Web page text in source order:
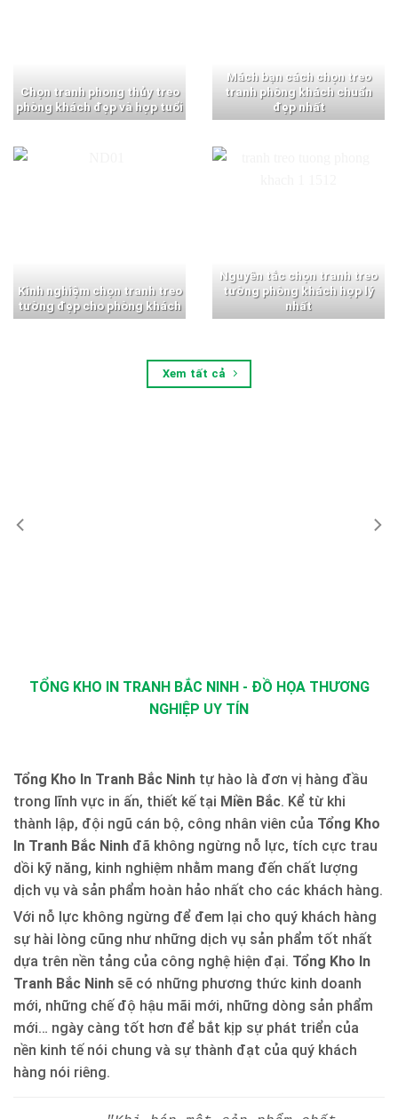
Chọn tranh phong thủy treo
phòng khách đẹp và hợp tuổi
Mách bạn cách chọn treo
tranh phòng khách chuẩn
đẹp nhất
Kinh nghiệm chọn tranh treo
tường đẹp cho phòng khách
Nguyên tắc chọn tranh treo
tường phòng khách hợp lý
nhất
Xem tất cả
TỔNG KHO IN TRANH BẮC NINH - ĐỒ HỌA THƯƠNG
NGHIỆP UY TÍN
Tổng Kho In Tranh Bắc Ninh tự hào là đơn vị hàng đầu
trong lĩnh vực in ấn, thiết kế tại Miền Bắc. Kể từ khi
thành lập, đội ngũ cán bộ, công nhân viên của Tổng Kho
In Tranh Bắc Ninh đã không ngừng nỗ lực, tích cực trau
dồi kỹ năng, kinh nghiệm nhằm mang đến chất lượng
dịch vụ và sản phẩm hoàn hảo nhất cho các khách hàng.
Với nỗ lực không ngừng để đem lại cho quý khách hàng
sự hài lòng cũng như những dịch vụ sản phẩm tốt nhất
dựa trên nền tảng của công nghệ hiện đại. Tổng Kho In
Tranh Bắc Ninh sẽ có những phương thức kinh doanh
mới, những chế độ hậu mãi mới, những dòng sản phẩm
mới… ngày càng tốt hơn để bắt kịp sự phát triển của
nền kinh tế nói chung và sự thành đạt của quý khách
hàng nói riêng.